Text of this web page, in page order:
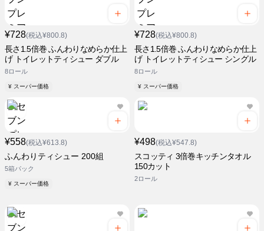
¥728(税込¥800.8)
長さ1.5倍巻 ふんわりなめらか仕上
げ トイレットティシュー ダブル
8ロール
¥ スーパー価格
¥728(税込¥800.8)
長さ1.5倍巻 ふんわりなめらか仕上
げ トイレットティシュー シングル
8ロール
¥ スーパー価格
¥558(税込¥613.8)
ふんわりティシュー 200組
5箱パック
¥ スーパー価格
¥498(税込¥547.8)
スコッティ 3倍巻キッチンタオル
150カット
2ロール